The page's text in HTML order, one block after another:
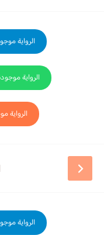
الرواية
الرواية
الرواية
الرواية